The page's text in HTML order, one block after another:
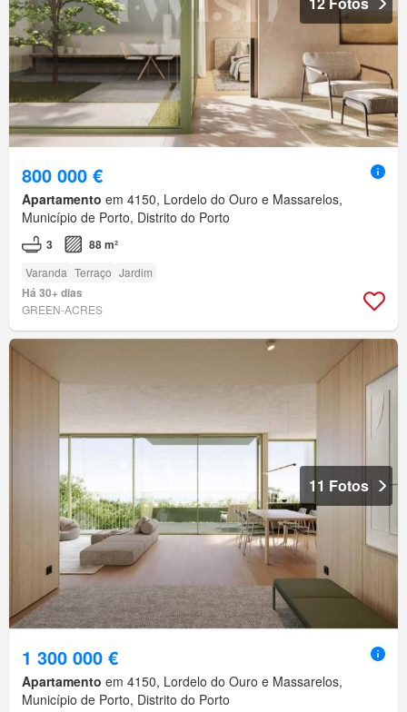
800 000 €
Apartamento em 4150, Lordelo do Ouro e Massarelos,
Município de Porto, Distrito do Porto
3 88 m²
Varanda Terraço Jardim
Há 30+ dias
GREEN-ACRES
11 Fotos
1 300 000 €
Apartamento em 4150, Lordelo do Ouro e Massarelos,
Município de Porto, Distrito do Porto